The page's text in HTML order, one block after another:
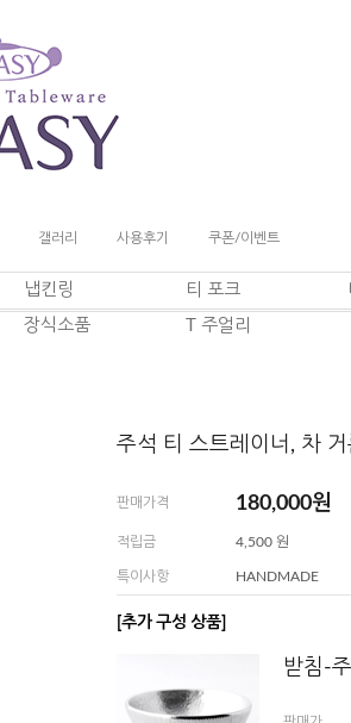
갤러리 사용후기 쿠폰/이벤트
냅킨링 티 포크
장식소품 T 주얼리
주석 티 스트레이너, 차
판매가격 180,000원
적립금 4,500 원
특이사항 HANDMADE
[추가 구성 상품]
받침-